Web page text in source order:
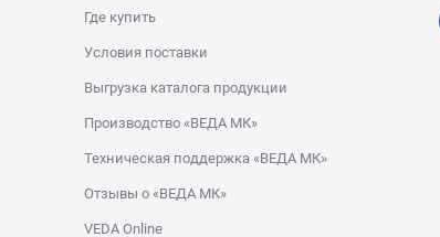
Где купить
Условия поставки
Выгрузка каталога продукции
Производство «ВЕДА МК»
Техническая поддержка «ВЕДА МК»
Отзывы о «ВЕДА МК»
VEDA Online